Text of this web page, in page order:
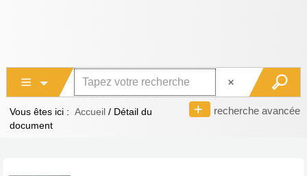
recherche avancée
Vous êtes ici : Accueil / Détail du
document